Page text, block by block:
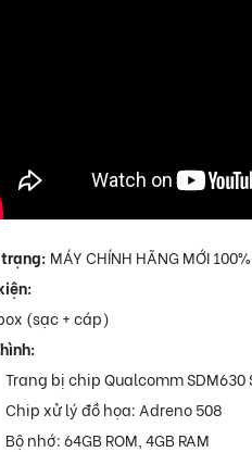
MÁY CHÍNH HÃNG MỚI 100%
(sạc + cáp)
Trang bị chip Qualcomm
Chip xử lý đồ họa: Adreno 508
Bộ nhớ: 64GB ROM, 4GB RAM